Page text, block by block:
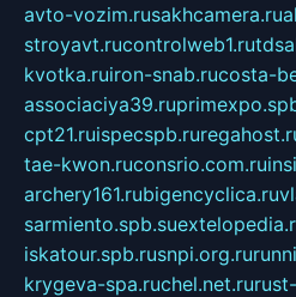
avto-vozim.rusakhcamera.ru
stroyavt.rucontrolweb1.ru
kvotka.ruiron-snab.rucosta-
associaciya39.ru
cpt21.ruispecspb.ru
tae-kwon.ruconsrio.com.ru
archery161.rubigencyclica.ru
sarmiento.spb.su
iskatour.spb.rusnpi.org.ru
krygeva-spa.ruchel.net.ru